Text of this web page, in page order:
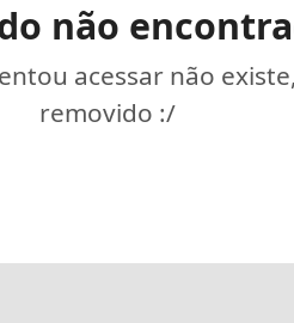
não
acessar não
removido :/